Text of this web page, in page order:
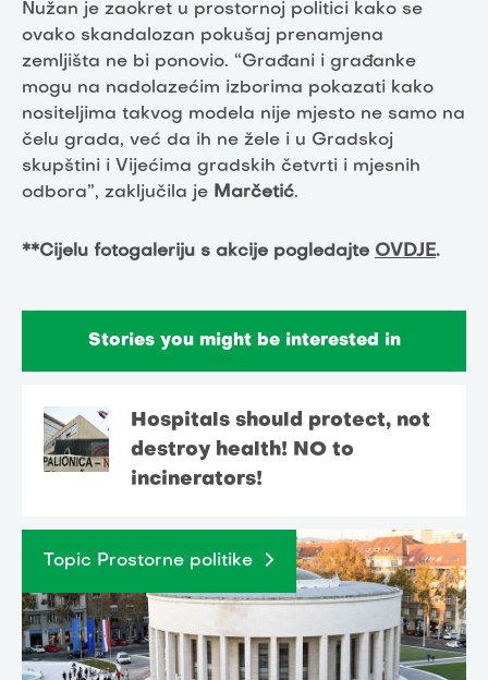
Nužan je zaokret u prostornoj politici kako se
ovako skandalozan pokušaj prenamjena
zemljišta ne bi ponovio. “Građani i građanke
mogu na nadolazećim izborima pokazati kako
nositeljima takvog modela nije mjesto ne samo na
čelu grada, već da ih ne žele i u Gradskoj
skupštini i Vijećima gradskih četvrti i mjesnih
odbora”, zaključila je Marčetić.
**Cijelu fotogaleriju s akcije pogledajte OVDJE.
Stories you might be interested in
Hospitals should protect, not
destroy health! NO to
incinerators!
Topic Prostorne politike